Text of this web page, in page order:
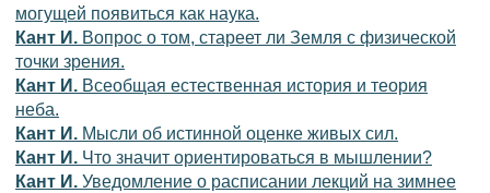
могущей появиться как наука.
Кант И. Вопрос о том, стареет ли Земля с физической
точки зрения.
Кант И. Всеобщая естественная история и теория
неба.
Кант И. Мысли об истинной оценке живых сил.
Кант И. Что значит ориентироваться в мышлении?
Кант И. Уведомление о расписании лекций на зимнее